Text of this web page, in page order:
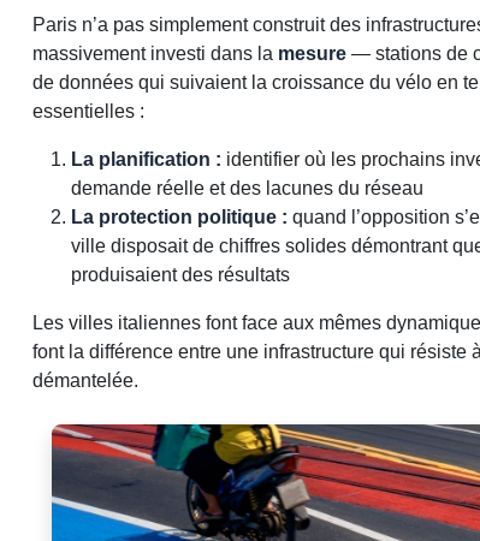
Paris n’a pas simplement construit des
massivement investi dans la mesure— stations de
de données qui suivaient la croissance du vélo en
essentielles :
La planification : identifier où les prochains
demande réelle et des lacunes du réseau
La protection politique : quand l’opposition
ville disposait de chiffres solides démontrant
produisaient des résultats
Les villes italiennes font face aux mêmes
font la différence entre une infrastructure qui résiste
démantelée.